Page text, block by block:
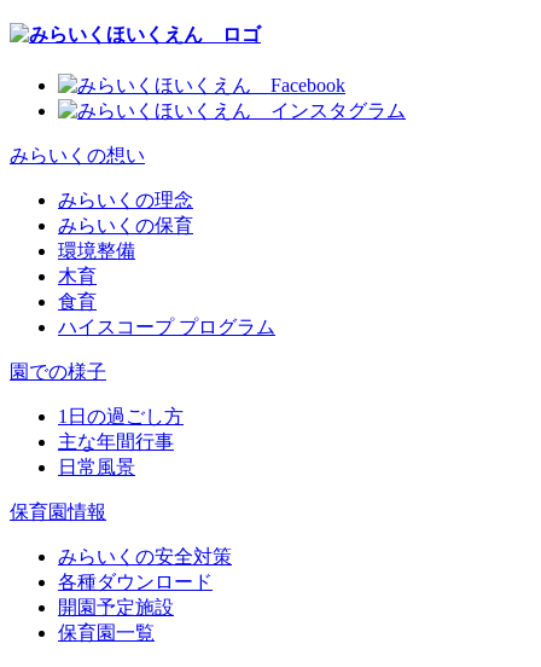
みらいくの想い
みらいくの理念
みらいくの保育
環境整備
木育
食育
ハイスコープ プログラム
園での様子
1日の過ごし方
主な年間行事
日常風景
保育園情報
みらいくの安全対策
各種ダウンロード
開園予定施設
保育園一覧